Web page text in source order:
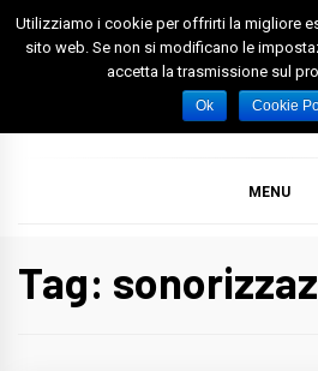
Skip
Spazio
Foggia News Calcio Eventi
MENU
Tag:
Utilizziamo i cookie per offrirti la migliore
sito web. Se non si modificano le
accetta la trasmissione sul
Ok Cookie